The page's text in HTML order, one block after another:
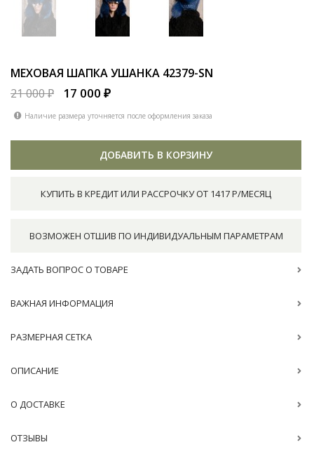
МЕХОВАЯ ШАПКА УШАНКА 42379-SN
21 000 ₽
17 000 ₽
Наличие размера уточняется после оформления заказа
ДОБАВИТЬ В КОРЗИНУ
КУПИТЬ В КРЕДИТ ИЛИ РАССРОЧКУ ОТ 1417 Р/МЕСЯЦ
ВОЗМОЖЕН ОТШИВ ПО ИНДИВИДУАЛЬНЫМ ПАРАМЕТРАМ
ЗАДАТЬ ВОПРОС О ТОВАРЕ
ВАЖНАЯ ИНФОРМАЦИЯ
РАЗМЕРНАЯ СЕТКА
ОПИСАНИЕ
О ДОСТАВКЕ
ОТЗЫВЫ